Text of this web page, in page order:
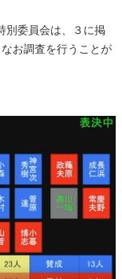
別委員会は、３に掲
お調査を行うことが